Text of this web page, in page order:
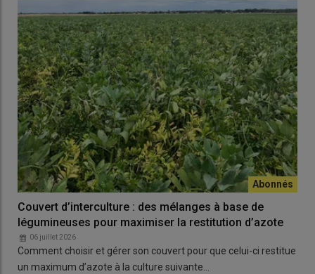
Couvert d’interculture : des mélanges à base de
légumineuses pour maximiser la restitution d’azote
06 juillet 2026
Comment choisir et gérer son couvert pour que celui-ci restitue
un maximum d’azote à la culture suivante…